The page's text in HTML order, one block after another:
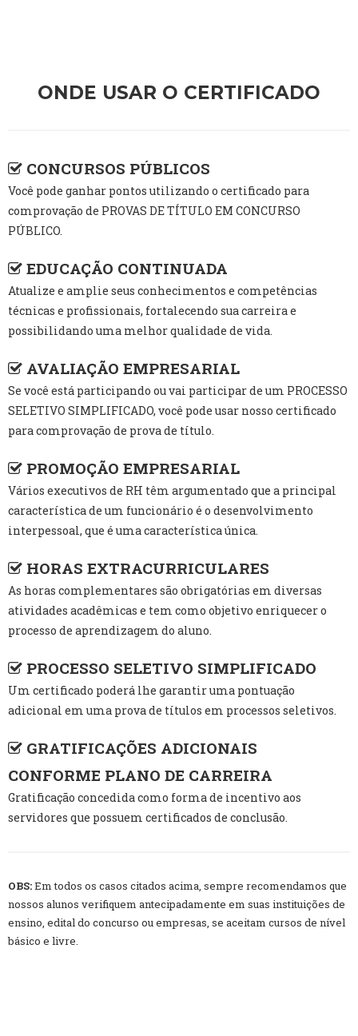
ONDE USAR O CERTIFICADO
CONCURSOS PÚBLICOS
Você pode ganhar pontos utilizando o certificado para
comprovação de PROVAS DE TÍTULO EM CONCURSO
PÚBLICO.
EDUCAÇÃO CONTINUADA
Atualize e amplie seus conhecimentos e competências
técnicas e profissionais, fortalecendo sua carreira e
possibilidando uma melhor qualidade de vida.
AVALIAÇÃO EMPRESARIAL
Se você está participando ou vai participar de um PROCESSO
SELETIVO SIMPLIFICADO, você pode usar nosso certificado
para comprovação de prova de título.
PROMOÇÃO EMPRESARIAL
Vários executivos de RH têm argumentado que a principal
característica de um funcionário é o desenvolvimento
interpessoal, que é uma característica única.
HORAS EXTRACURRICULARES
As horas complementares são obrigatórias em diversas
atividades acadêmicas e tem como objetivo enriquecer o
processo de aprendizagem do aluno.
PROCESSO SELETIVO SIMPLIFICADO
Um certificado poderá lhe garantir uma pontuação
adicional em uma prova de títulos em processos seletivos.
GRATIFICAÇÕES ADICIONAIS
CONFORME PLANO DE CARREIRA
Gratificação concedida como forma de incentivo aos
servidores que possuem certificados de conclusão.
OBS:Em todos os casos citados acima, sempre recomendamos que
nossos alunos verifiquem antecipadamente em suas instituições de
ensino, edital do concurso ou empresas, se aceitam cursos de nível
básico e livre.